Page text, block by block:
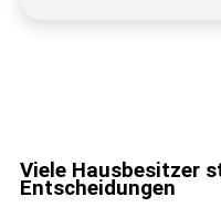
Viele Hausbesitzer
Entscheidungen